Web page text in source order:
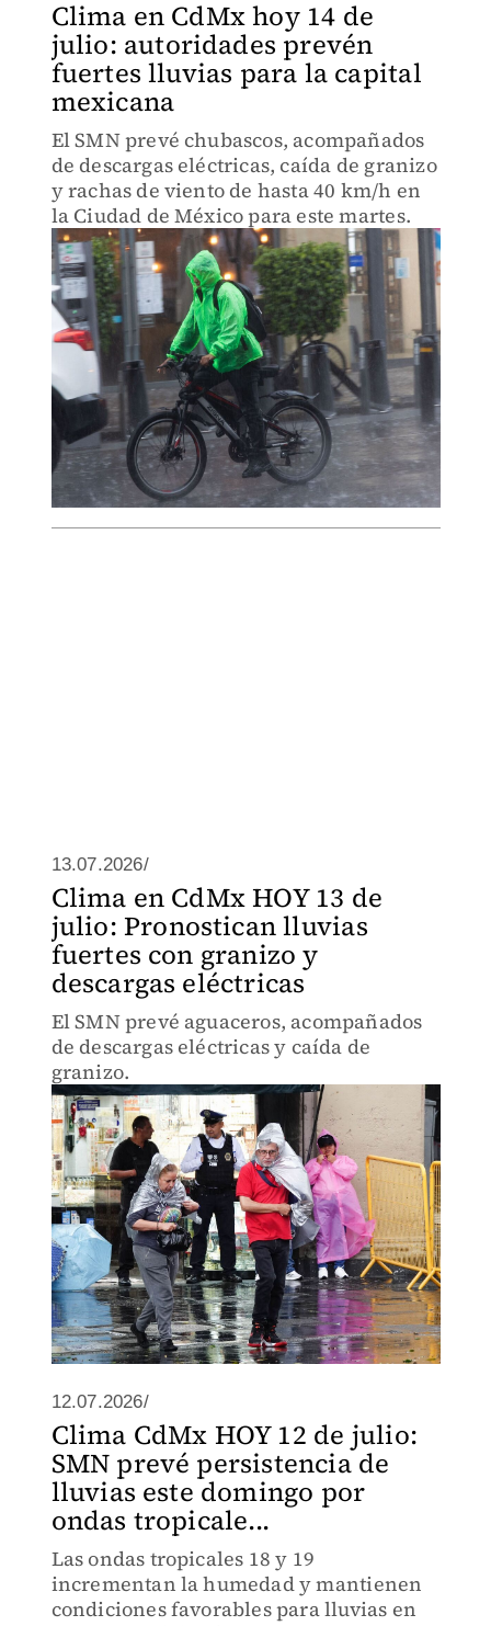
Clima en CdMx hoy 14 de
julio: autoridades prevén
fuertes lluvias para la capital
mexicana
El SMN prevé chubascos, acompañados
de descargas eléctricas, caída de granizo
y rachas de viento de hasta 40 km/h en
la Ciudad de México para este martes.
13.07.2026/
Clima en CdMx HOY 13 de
julio: Pronostican lluvias
fuertes con granizo y
descargas eléctricas
El SMN prevé aguaceros, acompañados
de descargas eléctricas y caída de
granizo.
12.07.2026/
Clima CdMx HOY 12 de julio:
SMN prevé persistencia de
lluvias este domingo por
ondas tropicale...
Las ondas tropicales 18 y 19
incrementan la humedad y mantienen
condiciones favorables para lluvias en